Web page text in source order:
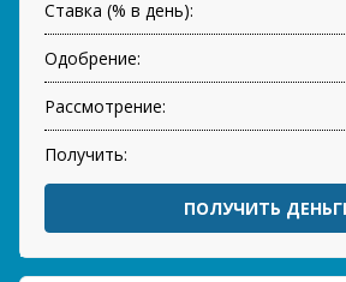
Ставка (% в день):
Одобрение:
Рассмотрение:
Получить:
ПОЛУЧИТЬ